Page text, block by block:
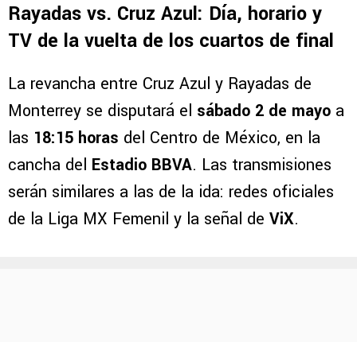
Rayadas vs. Cruz Azul: Día, horario y
TV de la vuelta de los cuartos de final
La revancha entre Cruz Azul y Rayadas de
Monterrey se disputará el sábado 2 de mayo a
las 18:15 horas del Centro de México, en la
cancha del Estadio BBVA. Las transmisiones
serán similares a las de la ida: redes oficiales
de la Liga MX Femenil y la señal de ViX.